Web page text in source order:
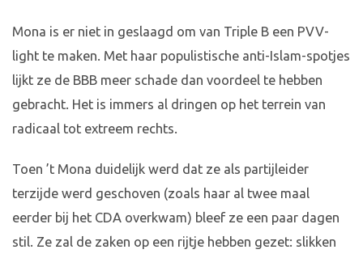
Mona is er niet in geslaagd om van Triple B een PVV-
light te maken. Met haar populistische anti-Islam-spotjes
lijkt ze de BBB meer schade dan voordeel te hebben
gebracht. Het is immers al dringen op het terrein van
radicaal tot extreem rechts.
Toen ’t Mona duidelijk werd dat ze als partijleider
terzijde werd geschoven (zoals haar al twee maal
eerder bij het CDA overkwam) bleef ze een paar dagen
stil. Ze zal de zaken op een rijtje hebben gezet: slikken